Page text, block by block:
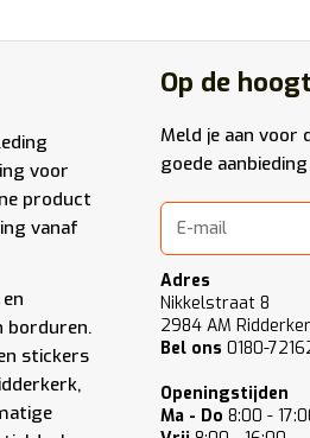
voor
product
vanaf
borduren.
stickers
Op de
Meld je aan voor
goede
Adres
Nikkelstraat 8
2984 AM
Bel ons 0180-
Openingstijden
Ma - Do 8:00 -